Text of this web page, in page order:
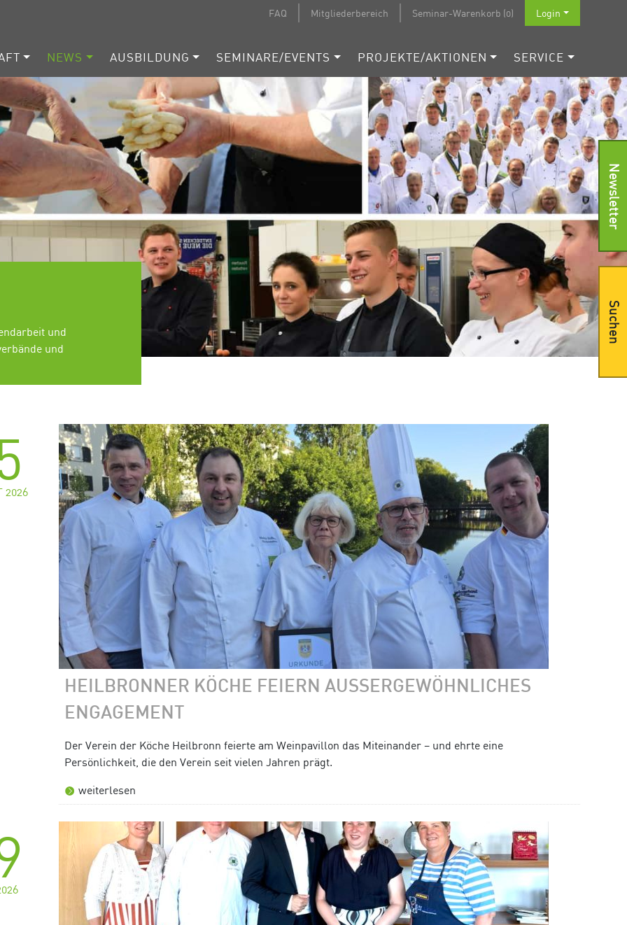
FAQ Mitgliederbereich Seminar-Warenkorb (0) Login
NEWS AUSBILDUNG SEMINARE/EVENTS PROJEKTE/AKTIONEN SERVICE
und
und
2026
HEILBRONNER KÖCHE FEIERN AUSSERGEWÖHNLICHES E
NGAGEMENT
Der Verein der Köche Heilbronn feierte am Weinpavillon das Miteinander – und ehrte eine
Persönlichkeit, die den Verein seit vielen Jahren prägt.
weiterlesen
Newsletter
Suchen